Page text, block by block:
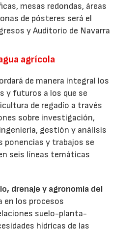
mesas redondas, áreas
de pósteres será el
y Auditorio de Navarra
agrícola
de manera integral los
y futuros a los que se
de regadío a través
sobre investigación,
gestión y análisis
ponencias y trabajos se
seis líneas temáticas
drenaje y agronomía del
en los procesos
suelo-planta-
hídricas de las